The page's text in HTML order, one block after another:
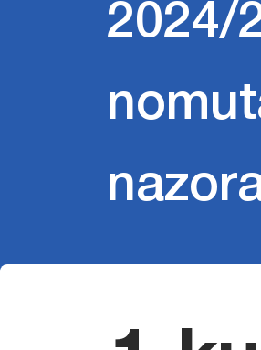
2024/